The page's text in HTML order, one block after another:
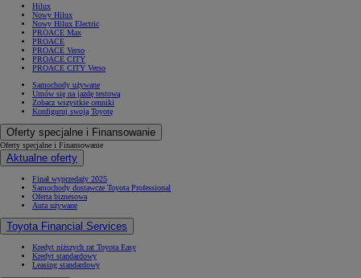
Hilux
Nowy Hilux
Nowy Hilux Electric
PROACE Max
PROACE
PROACE Verso
PROACE CITY
PROACE CITY Verso
Samochody używane
Umów się na jazdę testową
Zobacz wszystkie cenniki
Konfiguruj swoją Toyotę
Oferty specjalne i Finansowanie
Oferty specjalne i Finansowanie
Aktualne oferty
Finał wyprzedaży 2025
Samochody dostawcze Toyota Professional
Oferta biznesowa
Auta używane
Toyota Financial Services
Kredyt niższych rat Toyota Easy
Kredyt standardowy
Leasing standardowy